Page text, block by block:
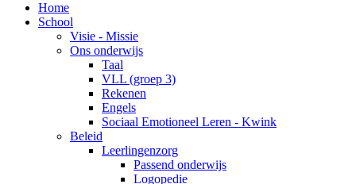
Home
School
Visie - Missie
Ons onderwijs
Taal
VLL (groep 3)
Rekenen
Engels
Sociaal Emotioneel Leren - Kwink
Beleid
Leerlingenzorg
Passend onderwijs
Logopedie